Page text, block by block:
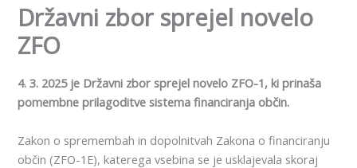
Državni zbor sprejel novelo
ZFO
4. 3. 2025 je Državni zbor sprejel novelo ZFO-1, ki prinaša
pomembne prilagoditve sistema financiranja občin.
Zakon o spremembah in dopolnitvah Zakona o financiranju
občin (ZFO-1E), katerega vsebina se je usklajevala skoraj